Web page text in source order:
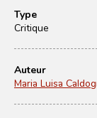
Type
Critique
Auteur
Maria Luisa